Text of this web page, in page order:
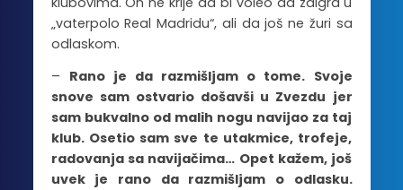
„vaterpolo Real Madridu“, ali da još ne žuri sa
odlaskom.
– Rano je da razmišljam o tome. Svoje
snove sam ostvario došavši u Zvezdu jer
sam bukvalno od malih nogu navijao za taj
klub. Osetio sam sve te utakmice, trofeje,
radovanja sa navijačima… Opet kažem, još
uvek je rano da razmišljam o odlasku.